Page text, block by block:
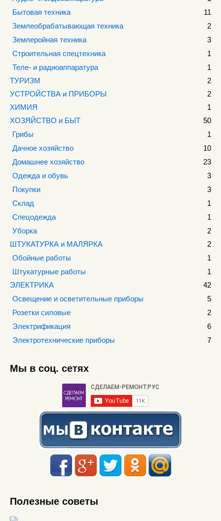
Бытовая техника
11
Землеобрабатывающая техника
2
Землеройная техника
3
Строительная спецтехника
1
Теле- и радиоаппаратура
1
ТУРИЗМ
2
УСТРОЙСТВА и ПРИБОРЫ
2
ХИМИЯ
1
ХОЗЯЙСТВО и БЫТ
50
Грибы
1
Дачное хозяйство
10
Домашнее хозяйство
23
Одежда и обувь
3
Покупки
3
Склад
1
Спецодежда
1
Уборка
2
ШТУКАТУРКА и МАЛЯРКА
2
Обойные работы
1
Штукатурные работы
1
ЭЛЕКТРИКА
42
Освещение и осветительные приборы
5
Розетки силовые
2
Электрификация
6
Электротехнические приборы
7
Мы в соц. сетях
Полезные советы